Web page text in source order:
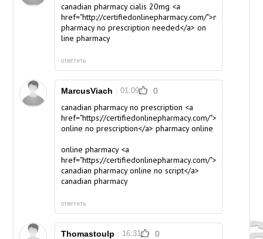
canadian pharmacy cialis 20mg <a
href="http://certifiedonlinepharmacy.com/">mexican
pharmacy no prescription needed</a> on
line pharmacy
ответить
MarcusViach : 01:09 0
canadian pharmacy no prescription <a
href="https://certifiedonlinepharmacy.com/">pharmacy
online no prescription</a> pharmacy online
online pharmacy <a
href="https://certifiedonlinepharmacy.com/">1650
canadian pharmacy online no script</a>
canadian pharmacy
ответить
Thomastoulp : 16:31 0